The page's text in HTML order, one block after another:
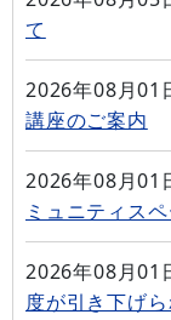
て
2026年08月01
講座のご案内
2026年08月01
ミュニティス
2026年08月01
度が引き下げ